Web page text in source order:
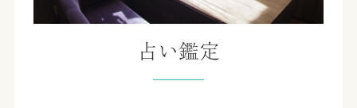
占い鑑定